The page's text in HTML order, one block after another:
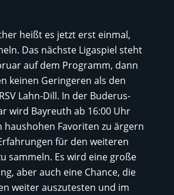
heißt es jetzt erst einmal,
Das nächste Ligaspiel steht
auf dem Programm, dann
keinen Geringeren als den
Lahn-Dill. In der Buderus-
wird Bayreuth ab 16:00 Uhr
haushohen Favoriten zu ärgern
für den weiteren
sammeln. Es wird eine große
aber auch eine Chance, die
weiter auszutesten und im